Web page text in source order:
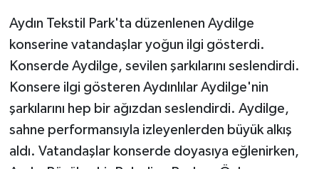
Aydın Tekstil Park'ta düzenlenen Aydilge
konserine vatandaşlar yoğun ilgi gösterdi.
Konserde Aydilge, sevilen şarkılarını seslendirdi.
Konsere ilgi gösteren Aydınlılar Aydilge'nin
şarkılarını hep bir ağızdan seslendirdi. Aydilge,
sahne performansıyla izleyenlerden büyük alkış
aldı. Vatandaşlar konserde doyasıya eğlenirken,